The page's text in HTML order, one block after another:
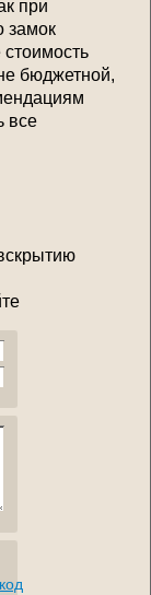
при
замок
стоимость
бюджетной,
все